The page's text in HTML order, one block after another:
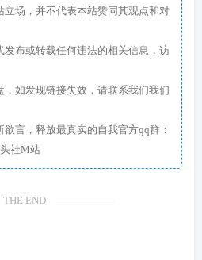
立场，并不代表本站赞同其观点和对
发布或转载任何违法的相关信息，访
如发现链接失效，请联系我们我们
言，释放最真实的自我官方qq群：
漫头社M站
THE END